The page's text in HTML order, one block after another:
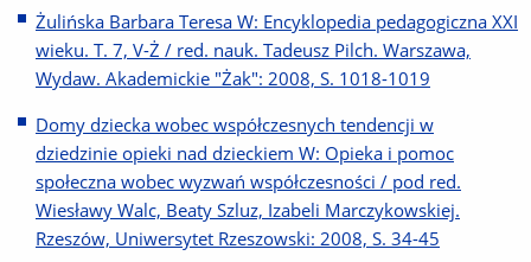
Żulińska Barbara Teresa W: Encyklopedia pedagogiczna XXI
wieku. T. 7, V-Ż / red. nauk. Tadeusz Pilch. Warszawa,
Wydaw. Akademickie "Żak": 2008, S. 1018-1019
Domy dziecka wobec współczesnych tendencji w
dziedzinie opieki nad dzieckiem W: Opieka i pomoc
społeczna wobec wyzwań współczesności / pod red.
Wiesławy Walc, Beaty Szluz, Izabeli Marczykowskiej.
Rzeszów, Uniwersytet Rzeszowski: 2008, S. 34-45